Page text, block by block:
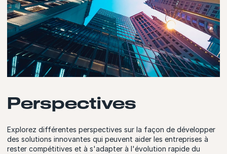
Perspectives
Explorez différentes perspectives sur la façon de développer
des solutions innovantes qui peuvent aider les entreprises à
rester compétitives et à s'adapter à l'évolution rapide du